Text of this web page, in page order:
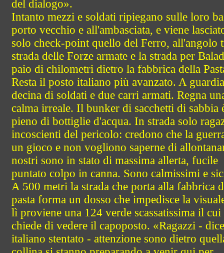
del dialogo».
Intanto mezzi e soldati ripiegano sulle loro
porto vecchio e all'ambasciata, e viene
solo check-point quello del Ferro, all'angolo
strada delle Forze armate e la strada per
paio di chilometri dietro la fabbrica della
Resta il posto italiano più avanzato. A
decina di soldati e due carri armati. Regna
calma irreale. Il bunker di sacchetti di sabbia
pieno di bottiglie d'acqua. In strada solo
incoscienti del pericolo: credono che la
un gioco e non vogliono saperne di
nostri sono in stato di massima allerta, fucile
puntato colpo in canna. Sono calmissimi e
A 500 metri la strada che porta alla fabbrica
pasta forma un dosso che impedisce la
lì proviene una 124 verde scassatissima il cui
chiede di vedere il capoposto. «Ragazzi -
italiano stentato - attenzione sono dietro